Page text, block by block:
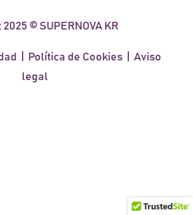
© SUPERNOVA KR
Política de Cookies| Aviso
legal